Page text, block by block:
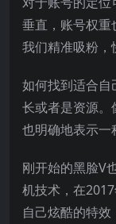
垂直，账号权重
我们精准吸粉，
如何找到适合
长或者是资源。
也明确地表示一
刚开始的黑脸V
机技术，在
自己炫酷的特